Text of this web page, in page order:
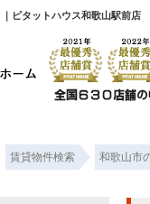
ピタットハウス和歌山駅前店
賃貸物件検索 和歌山市